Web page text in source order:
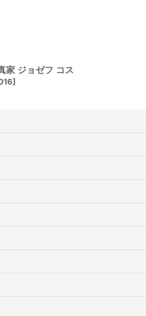
家 ジョゼフ コス
]